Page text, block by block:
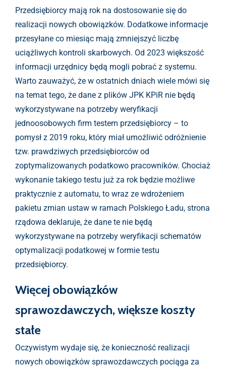
Przedsiębiorcy mają rok na dostosowanie się do
realizacji nowych obowiązków. Dodatkowe informacje
przesyłane co miesiąc mają zmniejszyć liczbę
uciążliwych kontroli skarbowych. Od 2023 większość
informacji urzędnicy będą mogli pobrać z systemu.
Warto zauważyć, że w ostatnich dniach wiele mówi się
na temat tego, że dane z plików JPK KPiR nie będą
wykorzystywane na potrzeby weryfikacji
jednoosobowych firm testem przedsiębiorcy – to
pomysł z 2019 roku, który miał umożliwić odróżnienie
tzw. prawdziwych przedsiębiorców od
zoptymalizowanych podatkowo pracowników. Chociaż
wykonanie takiego testu już za rok będzie możliwe
praktycznie z automatu, to wraz ze wdrożeniem
pakietu zmian ustaw w ramach Polskiego Ładu, strona
rządowa deklaruje, że dane te nie będą
wykorzystywane na potrzeby weryfikacji schematów
optymalizacji podatkowej w formie testu
przedsiębiorcy.
Więcej obowiązków
sprawozdawczych, większe koszty
stałe
Oczywistym wydaje się, że konieczność realizacji
nowych obowiązków sprawozdawczych pociąga za